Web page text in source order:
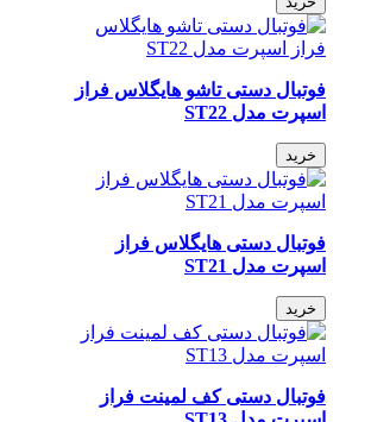
فوتبال دستی تاشو هایگلاس فراز
اسپرت مدل ST22
فوتبال دستی هایگلاس فراز
اسپرت مدل ST21
فوتبال دستی کف لمینت فراز